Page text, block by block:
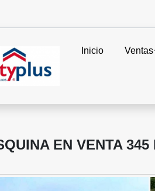
Inicio Ventas
EN VENTA